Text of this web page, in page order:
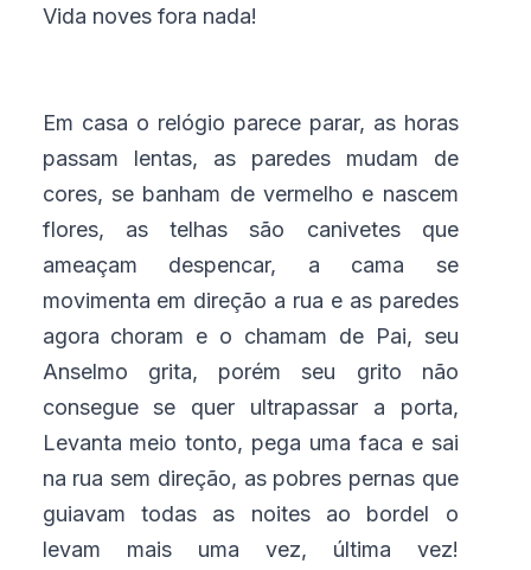
Vida noves fora nada!
Em casa o relógio parece parar, as horas
passam lentas, as paredes mudam de
cores, se banham de vermelho e nascem
flores, as telhas são canivetes que
ameaçam despencar, a cama se
movimenta em direção a rua e as paredes
agora choram e o chamam de Pai, seu
Anselmo grita, porém seu grito não
consegue se quer ultrapassar a porta,
Levanta meio tonto, pega uma faca e sai
na rua sem direção, as pobres pernas que
guiavam todas as noites ao bordel o
levam mais uma vez, última vez!